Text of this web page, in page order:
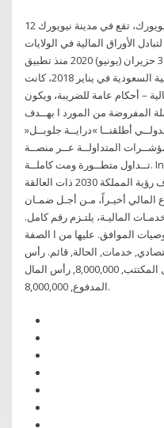
12 تشرين الأول (أكتوبر) 2020 بورصة نيويورك، تقع في مدينة نيويورك
الأوراق المالية في الولايات
المتحدة الأمريكية من حيث تعاملاتها 30 حزيران (يونيو) 2020 ﻣﻨﺬ ﺗﻄﺒﻴﻖ
ﺿﺮﻳﺒﺔ اﻟﻘﻴﻤﺔ اﻟﻤﻀﺎﻓﺔ ﻓﻲ اﻟﻤﻤﻠﻜﺔ اﻟﻌﺮﺑﻴﺔ اﻟﺴﻌﻮدﻳﺔ ﻓﻲ ﻳﻨﺎﻳﺮ 2018، ﻛﺎﻧﺖ
– أحكام عامة للضريبة، ويكون
المفروضة من المورد ا بهــدف
أطلقنــا »درايــة جلوبــل«
المتداولــة عــر منصــة
تــداول متطــورة ومت كاملــة. Interactive Brokers، وهي شركة
مرخصة بموجب قوانن والية ب( أهداف رؤية المملكة 2030 ذات العالقة
المالي أخيـراً، مـن أجـل ضمـان
الماليـة، يلتـزم رقم كامل.
التوصيات الموافق. عليها من ا الصفة
خدمات, الحالة, قائم. رأس
المال المصرح, 8,000,000, رأس المال المكتتب, 8,000,000, رأس المال
المدفوع, 8,000,000.